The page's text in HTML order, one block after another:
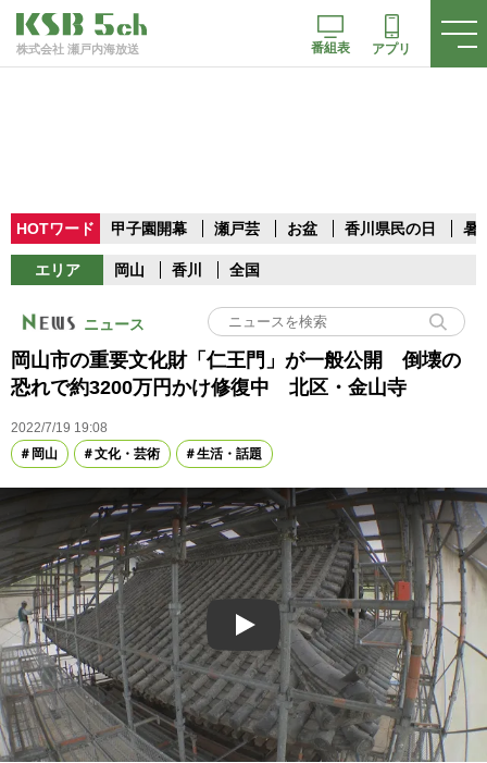
株式会社 瀬戸内海放送 番組表 アプリ
HOTワード 甲子園開幕 瀬戸芸 お盆 香川県民の日 暑
エリア 岡山 香川 全国
ニュース
岡山市の重要文化財「仁王門」が一般公開 倒壊の
恐れで約3200万円かけ修復中 北区・金山寺
2022/7/19 19:08
岡山
文化・芸術 生活・話題
Play